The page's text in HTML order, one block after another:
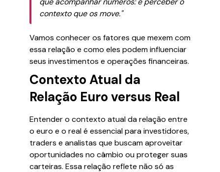
contexto que os move."
Vamos conhecer os fatores que mexem com
essa relação e como eles podem influenciar
seus investimentos e operações financeiras.
Contexto Atual da
Relação Euro versus Real
Entender o contexto atual da relação entre
o euro e o real é essencial para investidores,
traders e analistas que buscam aproveitar
oportunidades no câmbio ou proteger suas
carteiras. Essa relação reflete não só as